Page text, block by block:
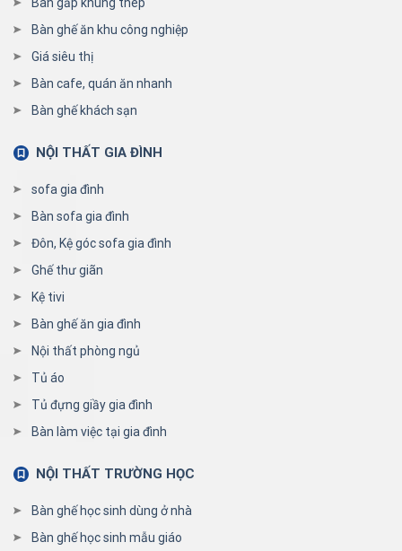
Bàn gấp khung thép
Bàn ghế ăn khu công nghiệp
Giá siêu thị
Bàn cafe, quán ăn nhanh
Bàn ghế khách sạn
NỘI THẤT GIA ĐÌNH
sofa gia đình
Bàn sofa gia đình
Đôn, Kệ góc sofa gia đình
Ghế thư giãn
Kệ tivi
Bàn ghế ăn gia đình
Nội thất phòng ngủ
Tủ áo
Tủ đựng giầy gia đình
Bàn làm việc tại gia đình
NỘI THẤT TRƯỜNG HỌC
Bàn ghế học sinh dùng ở nhà
Bàn ghế học sinh mẫu giáo